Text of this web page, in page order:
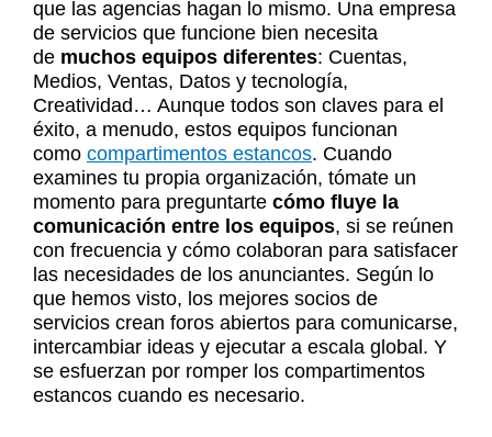
que las agencias hagan lo mismo. Una empresa
de servicios que funcione bien necesita
de muchos equipos diferentes: Cuentas,
Medios, Ventas, Datos y tecnología,
Creatividad… Aunque todos son claves para el
éxito, a menudo, estos equipos funcionan
como compartimentos estancos. Cuando
examines tu propia organización, tómate un
momento para preguntarte cómo fluye la
comunicación entre los equipos, si se reúnen
con frecuencia y cómo colaboran para satisfacer
las necesidades de los anunciantes. Según lo
que hemos visto, los mejores socios de
servicios crean foros abiertos para comunicarse,
intercambiar ideas y ejecutar a escala global. Y
se esfuerzan por romper los compartimentos
estancos cuando es necesario.